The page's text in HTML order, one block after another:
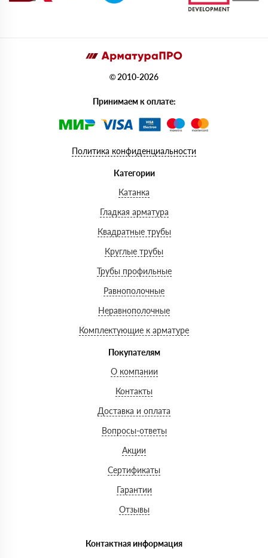
© 2010-2026
Принимаем к оплате:
Политика конфиденциальности
Категории
Катанка
Гладкая арматура
Квадратные трубы
Круглые трубы
Трубы профильные
Равнополочные
Неравнополочные
Комплектующие к арматуре
Покупателям
О компании
Контакты
Доставка и оплата
Вопросы-ответы
Акции
Сертификаты
Гарантии
Отзывы
Контактная информация